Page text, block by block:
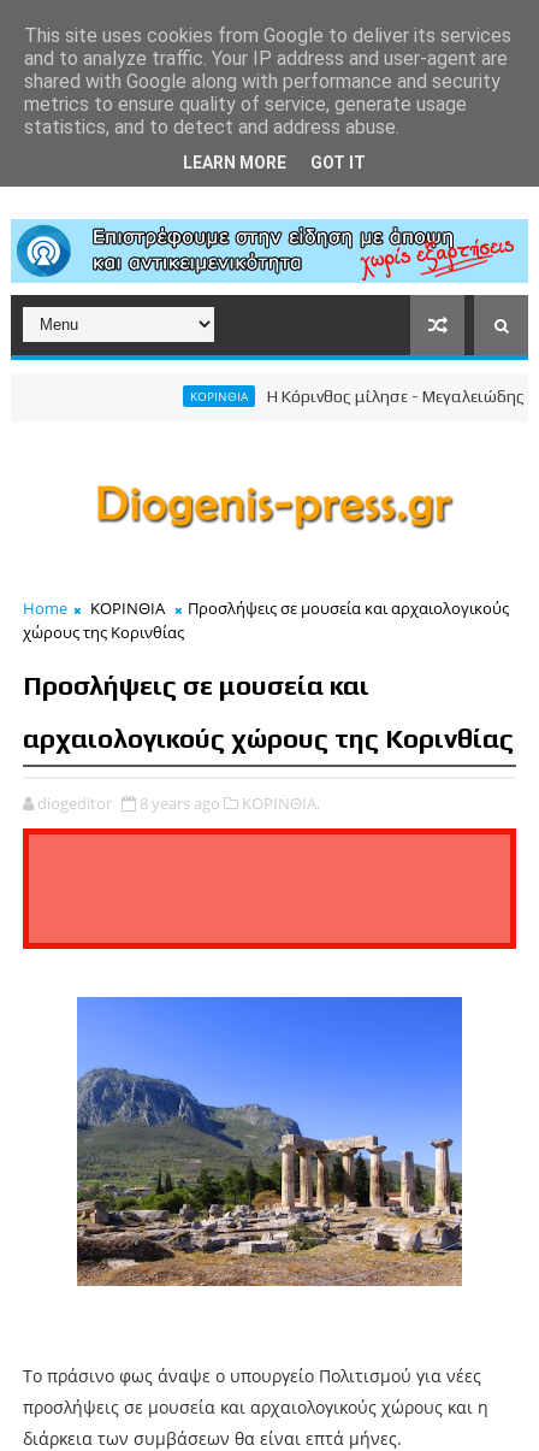
ΚΟΡΙΝΘΙΑ Η Κόρινθος μίλησε - Μεγαλειώδης
Home ΚΟΡΙΝΘΙΑ
Προσλήψεις σε μουσεία και αρχαιολογικούς
χώρους της Κορινθίας
Προσλήψεις σε μουσεία και
αρχαιολογικούς χώρους της Κορινθίας
diogeditor 8 years ago ΚΟΡΙΝΘΙΑ,
Το πράσινο φως άναψε ο υπουργείο Πολιτισμού για νέες
προσλήψεις σε μουσεία και αρχαιολογικούς χώρους και η
διάρκεια των συμβάσεων θα είναι επτά μήνες.
This site uses cookies from Google to deliver its services
and to analyze traffic. Your IP address and user-agent are
shared with Google along with performance and security
metrics to ensure quality of service, generate usage
statistics, and to detect and address abuse.
LEARN MORE GOT IT